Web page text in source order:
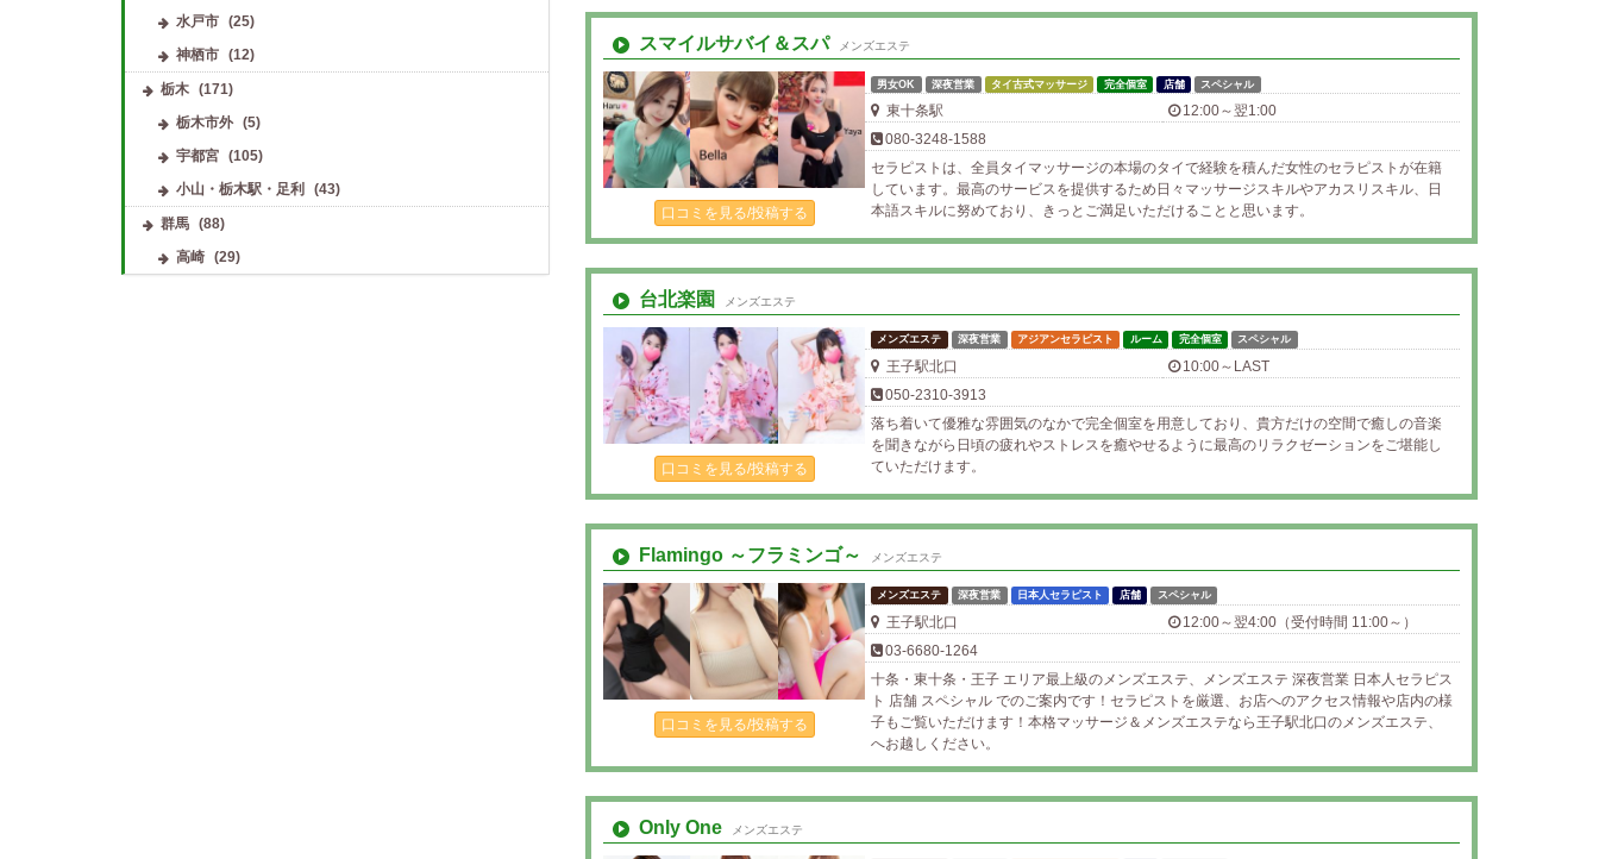
スマイルサバイ＆スパ メンズエステ
口コミを見る/投稿する
男女OK 深夜営業 タイ古式マッサージ 完全個室 店舗 スペシャル
東十条駅
12:00～翌1:00
080-3248-1588
セラピストは、全員タイマッサージの本場のタイで経験を積んだ女性のセラピストが在籍
しています。最高のサービスを提供するため日々マッサージスキルやアカスリスキル、日
本語スキルに努めており、きっとご満足いただけることと思います。
台北楽園 メンズエステ
口コミを見る/投稿する
メンズエステ 深夜営業 アジアンセラピスト ルーム 完全個室 スペシャル
王子駅北口
10:00～LAST
050-2310-3913
落ち着いて優雅な雰囲気のなかで完全個室を用意しており、貴方だけの空間で癒しの音楽
を聞きながら日頃の疲れやストレスを癒やせるように最高のリラクゼーションをご堪能し
ていただけます。
Flamingo ～フラミンゴ～ メンズエステ
口コミを見る/投稿する
メンズエステ 深夜営業 日本人セラピスト 店舗 スペシャル
王子駅北口
12:00～翌4:00（受付時間 11:00～）
03-6680-1264
十条・東十条・王子 エリア最上級のメンズエステ、メンズエステ 深夜営業 日本人セラピス
ト 店舗 スペシャル でのご案内です！セラピストを厳選、お店へのアクセス情報や店内の様
子もご覧いただけます！本格マッサージ＆メンズエステなら王子駅北口のメンズエステ、
へお越しください。
Only One メンズエステ
水戸市
(25)
神栖市
(12)
栃木 (171)
栃木市外
(5)
宇都宮
(105)
小山・栃木駅・足利
(43)
群馬 (88)
高崎
(29)